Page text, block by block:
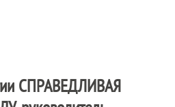
СПРАВЕДЛИВАЯ